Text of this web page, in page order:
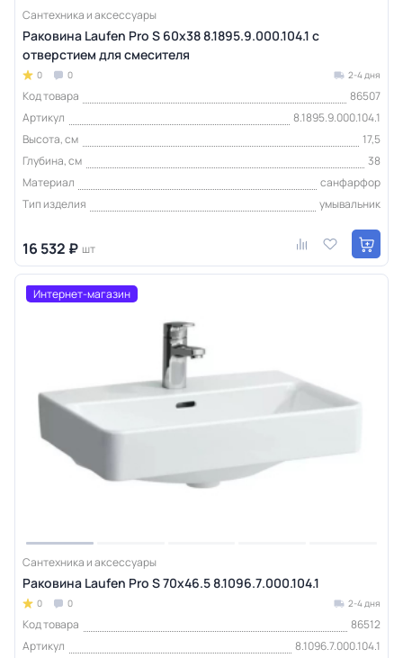
Сантехника и аксессуары
Раковина Laufen Pro S 60х38 8.1895.9.000.104.1 с
отверстием для смесителя
0 0 2-4 дня
Код товара
86507
Артикул
8.1895.9.000.104.1
Высота, см
17,5
Глубина, см
38
Материал
санфарфор
Тип изделия
умывальник
16 532 ₽ шт
Интернет-магазин
Сантехника и аксессуары
Раковина Laufen Pro S 70x46.5 8.1096.7.000.104.1
0 0 2-4 дня
Код товара
86512
Артикул
8.1096.7.000.104.1